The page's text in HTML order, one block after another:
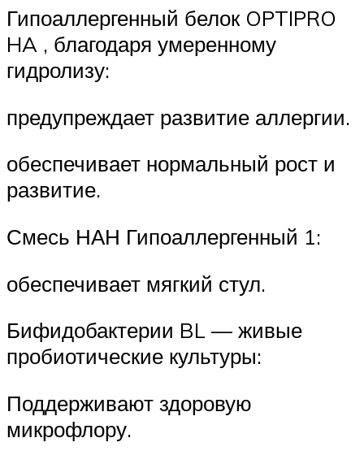
Гипоаллергенный белок OPTIPRO
HA , благодаря умеренному
гидролизу:
предупреждает развитие аллергии.
обеспечивает нормальный рост и
развитие.
Смесь НАН Гипоаллергенный 1:
обеспечивает мягкий стул.
Бифидобактерии BL — живые
пробиотические культуры:
Поддерживают здоровую
микрофлору.